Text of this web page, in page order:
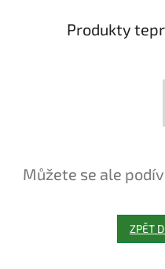
Produkty
Můžete se ale
ZPĚT